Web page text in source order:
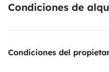
Condiciones de
Condiciones del